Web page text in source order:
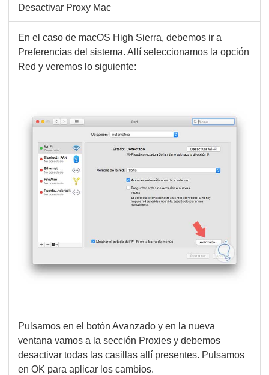
Desactivar Proxy Mac
En el caso de macOS High Sierra, debemos ir a
Preferencias del sistema. Allí seleccionamos la opción
Red y veremos lo siguiente:
Pulsamos en el botón Avanzado y en la nueva
ventana vamos a la sección Proxies y debemos
desactivar todas las casillas allí presentes. Pulsamos
en OK para aplicar los cambios.